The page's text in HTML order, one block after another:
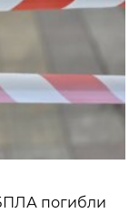
погибли